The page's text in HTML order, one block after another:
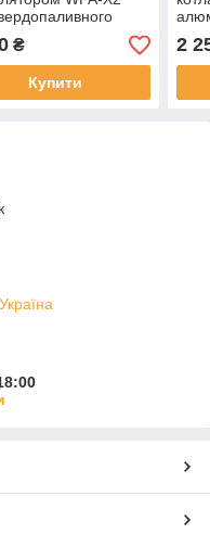
₴
Купити
2